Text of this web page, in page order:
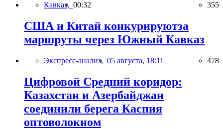
Кавказ, 00:32 355
США и Китай конкурируютза
маршруты через Южный Кавказ
Экспресс-анализ, 05 августа, 18:11 478
Цифровой Средний коридор:
Казахстан и Азербайджан
соединили берега Каспия
оптоволокном